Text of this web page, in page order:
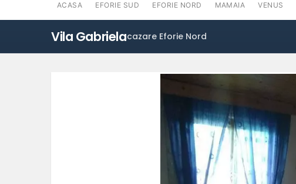
ACASA EFORIE SUD EFORIE NORD MAMAIA VENUS
Vila Gabrielacazare Eforie Nord